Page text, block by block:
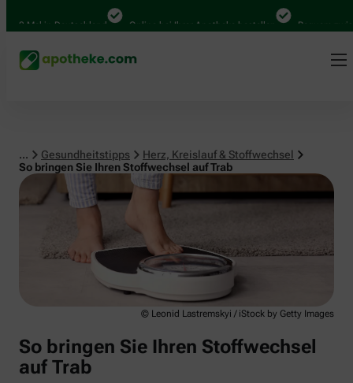
Mal in Deutschland Online bei Ihrer Apotheke bestellen Bequem
... Gesundheitstipps
Herz, Kreislauf & Stoffwechsel
So bringen Sie Ihren Stoffwechsel auf Trab
Herz, Kreislauf & Stoffwechsel
© Leonid Lastremskyi / iStock by Getty Images
So bringen Sie Ihren Stoffwechsel
auf Trab